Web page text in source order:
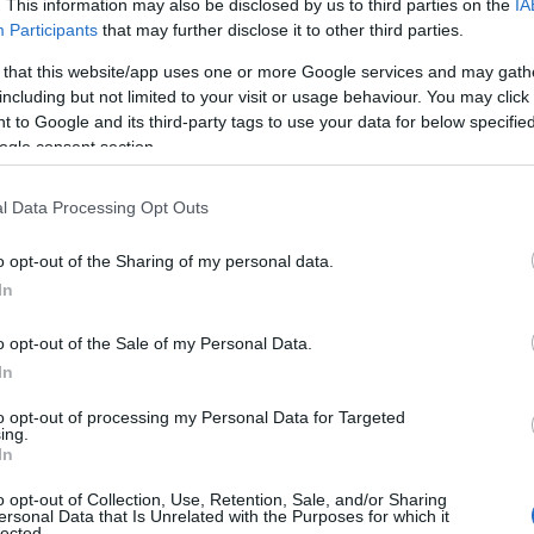
This information may also be disclosed by us to third parties on the
Participants that may further disclose it to other third parties.
that this website/app uses one or more Google services and may
but not limited to your visit or usage behaviour. You may
to Google and its third-party tags to use your data for below
consent section.
Data Processing Opt Outs
opt-out of the Sharing of my personal data.
opt-out of the Sale of my Personal Data.
opt-out of processing my Personal Data for Targeted
opt-out of Collection, Use, Retention, Sale, and/or Sharing
Data that Is Unrelated with the Purposes for which it
túlmenően foglalkozik a közlekedésszervezési és
szakpolitikai célkitűzések végrehajtásának
köszönhetően biztonságosabbá válhat az
a képalapú forgalomirányítási technológiák és
kiépítésével és a feldolgozott
a valós idejű forgalomirányítási